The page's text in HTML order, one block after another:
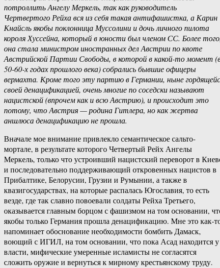
потроллить Ангелу Меркель, так как руководитель
Чертвертого Рейха вся из себя такая антифашистка, а Карин
Кнайсль якобы поклонница Муссолини и дочь личного пилота
короля Хуссейна, который в юности был членом СС. Более
она стала министром иностранных дел Австрии по квоте
Австрийской Партии Свободы, в которой в какой-то момент
50-60-х годах прошлого века) собрались бывшие офицеры
вермахта. Кроме того эту партию в Германии, ныне
своей денацификацией, очень многие по соседски называют
нацистской (впрочем как и всю Австрию), и происходит это
потому, что Австрия — родина Гитлера, но как жертва
аншлюса денацификацию не прошла.
Вначале мое внимание привлекло семантическое сальто-
мортале, в результате которого Четвертый Рейх Ангелы
Меркель, только что устроивший нацистский переворот в
и последовательно поддерживающий откровенных нацистов в
Прибалтике, Белорусии, Грузии и Румынии, а также в
квазигосударствах, на которые распалась Югославия, то есть
везде, где так славно повоевали солдаты Рейха Третьего,
оказывается главным борцом с фашизмом на том основании,
якобы только Германия прошла денацификацию. Мне это как-
напоминает обоснование необходимости бомбить Дамаск,
воющий с ИГИЛ, на том основании, что пока Асад находится у
власти, мифические умеренные исламисты не согласятся
сложить оружие и вернуться к мирному крестьянскому труду.